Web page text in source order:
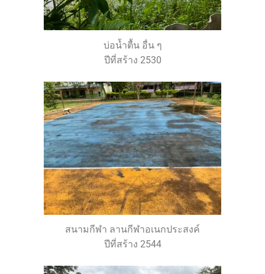
บ่อน้ำตื้น อื่น ๆ
ปีที่สร้าง 2530
สนามกีฬา ลานกีฬาอเนกประสงค์
ปีที่สร้าง 2544